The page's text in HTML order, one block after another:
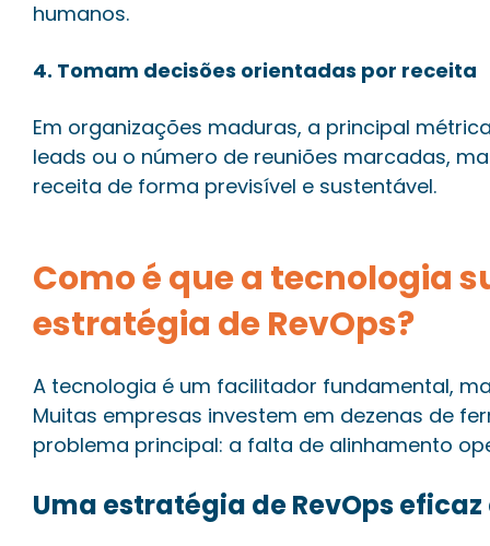
humanos.
4. Tomam decisões orientadas por receita
Em organizações maduras, a principal
leads ou o número de reuniões marcadas,
receita de forma previsível e sustentável.
Como é que a tecnologia
estratégia de RevOps?
A tecnologia é um facilitador fundamental,
Muitas empresas investem em dezenas de
problema principal: a falta de alinhamento
Uma estratégia de RevOps eficaz